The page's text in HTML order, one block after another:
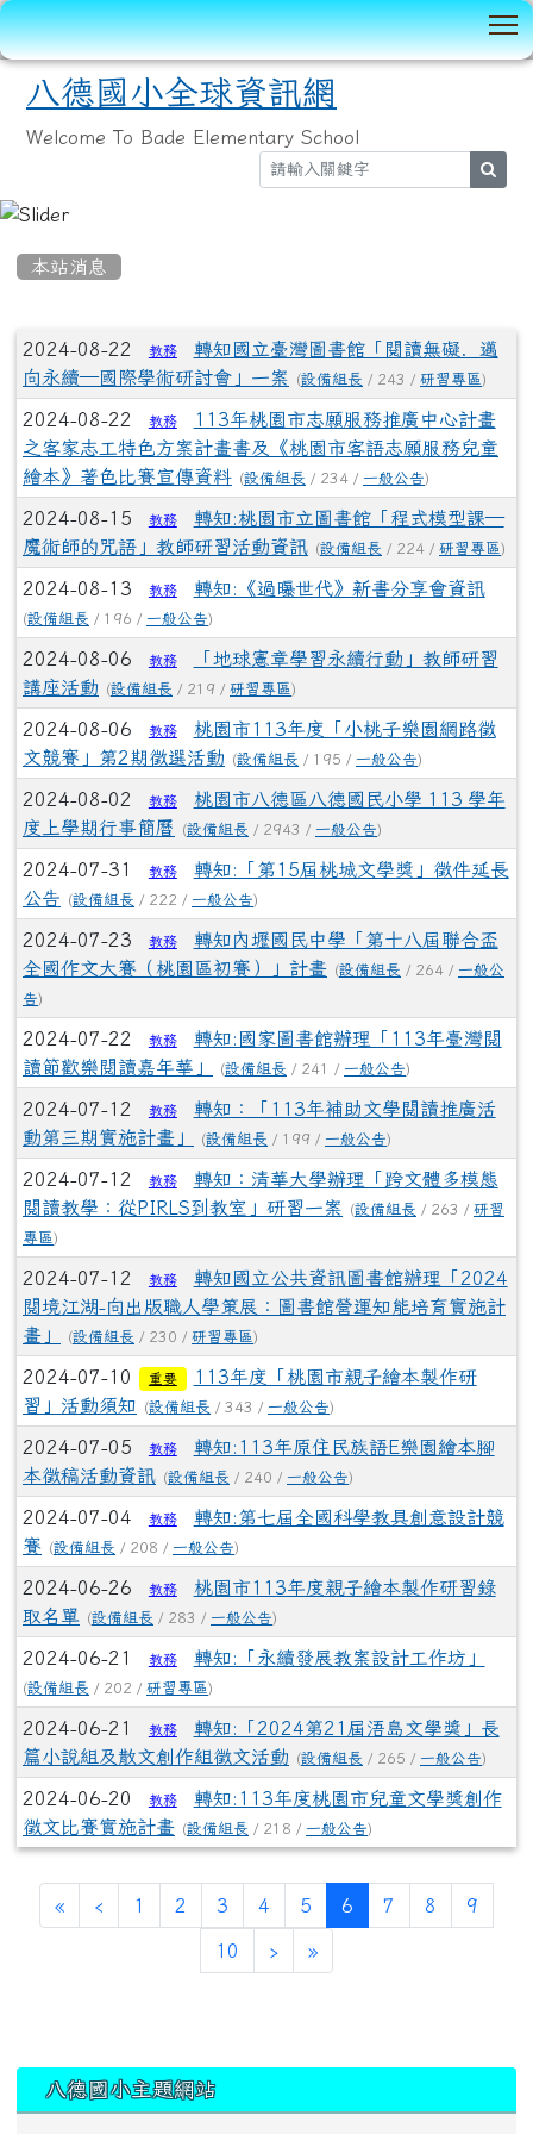
八德國小全球資訊網
Welcome To Bade Elementary School
本站消息
文章列表
2024-08-22 教務
轉知國立臺灣圖書館「閱讀無礙．邁
向永續—國際學術研討會」一案
(設備組長 / 243 / 研習專區)
2024-08-22 教務
113年桃園市志願服務推廣中心計畫
之客家志工特色方案計畫書及《桃園市客語志願服務兒童
繪本》著色比賽宣傳資料 (設備組長 / 234 / 一般公告)
2024-08-15 教務
轉知:桃園市立圖書館「程式模型課—
魔術師的咒語」教師研習活動資訊 (設備組長 / 224 / 研習專區)
2024-08-13 教務 轉知:《過曝世代》新書分享會資訊
(設備組長 / 196 / 一般公告)
2024-08-06 教務
「地球憲章學習永續行動」教師研習
講座活動
(設備組長 / 219 / 研習專區)
2024-08-06 教務
桃園市113年度「小桃子樂園網路徵
文競賽」第2期徵選活動
(設備組長 / 195 / 一般公告)
2024-08-02 教務
桃園市八德區八德國民小學 113 學年
度上學期行事簡曆
(設備組長 / 2943 / 一般公告)
2024-07-31 教務
轉知:「第15屆桃城文學獎」徵件延長
公告
(設備組長 / 222 / 一般公告)
2024-07-23 教務
轉知內壢國民中學「第十八屆聯合盃
全國作文大賽（桃園區初賽）」計畫 (設備組長 / 264 / 一般公
告)
2024-07-22 教務
轉知:國家圖書館辦理「113年臺灣閱
讀節歡樂閱讀嘉年華」
(設備組長 / 241 / 一般公告)
2024-07-12 教務
轉知：「113年補助文學閱讀推廣活
動第三期實施計畫」
(設備組長 / 199 / 一般公告)
2024-07-12 教務
轉知：清華大學辦理「跨文體多模態
閱讀教學：從PIRLS到教室」研習一案
(設備組長 / 263 / 研習
專區)
2024-07-12 教務
轉知國立公共資訊圖書館辦理「2024
閱境江湖-向出版職人學策展：圖書館營運知能培育實施計
畫」
(設備組長 / 230 / 研習專區)
2024-07-10 重要
113年度「桃園市親子繪本製作研
習」活動須知
(設備組長 / 343 / 一般公告)
2024-07-05 教務
轉知:113年原住民族語E樂園繪本腳
本徵稿活動資訊 (設備組長 / 240 / 一般公告)
2024-07-04 教務
轉知:第七屆全國科學教具創意設計競
賽
(設備組長 / 208 / 一般公告)
2024-06-26 教務
桃園市113年度親子繪本製作研習錄
取名單
(設備組長 / 283 / 一般公告)
2024-06-21 教務 轉知:「永續發展教案設計工作坊」
(設備組長 / 202 / 研習專區)
2024-06-21 教務
轉知:「2024第21屆浯島文學獎」長
篇小說組及散文創作組徵文活動
(設備組長 / 265 / 一般公告)
2024-06-20 教務
轉知:113年度桃園市兒童文學獎創作
徵文比賽實施計畫 (設備組長 / 218 / 一般公告)
« ‹ 1 2 3 4 5 6 (current)
7 8 9
10 › »
八德國小主題網站